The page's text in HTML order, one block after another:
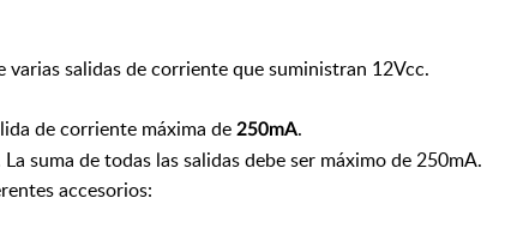
salidas de corriente que suministran 12Vcc.
de corriente máxima de 250mA.
de todas las salidas debe ser máximo de 250mA.
accesorios: